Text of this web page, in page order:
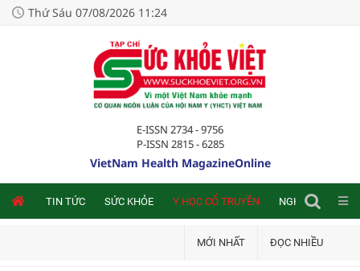
Thứ Sáu 07/08/2026 11:24
E-ISSN 2734 - 9756
P-ISSN 2815 - 6285
VietNam Health MagazineOnline
TIN TỨC SỨC KHỎE Y HỌC CỔ TRUYỀN NGHIÊN CỨU
MỚI NHẤT ĐỌC NHIỀU